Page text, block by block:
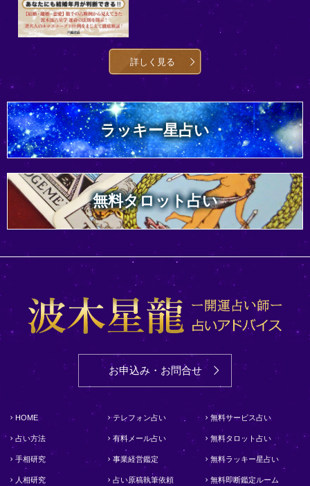
詳しく見る
ラッキー星占い
無料タロット占い
お申込み・お問合せ
HOME
占い方法
手相研究
人相研究
テレフォン占い
有料メール占い
事業経営鑑定
占い原稿執筆依頼
無料サービス占い
無料タロット占い
無料ラッキー星占い
無料即断鑑定ルーム